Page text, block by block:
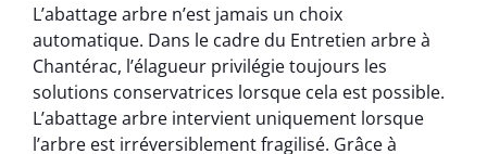
L’abattage arbre n’est jamais un choix
automatique. Dans le cadre du Entretien arbre à
Chantérac, l’élagueur privilégie toujours les
solutions conservatrices lorsque cela est possible.
L’abattage arbre intervient uniquement lorsque
l’arbre est irréversiblement fragilisé. Grâce à